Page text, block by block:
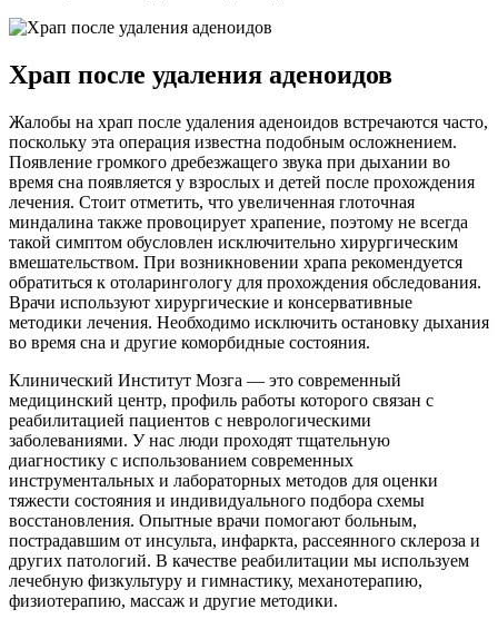
Храп после удаления аденоидов
Жалобы на храп после удаления аденоидов встречаются часто,
поскольку эта операция известна подобным осложнением.
Появление громкого дребезжащего звука при дыхании во
время сна появляется у взрослых и детей после прохождения
лечения. Стоит отметить, что увеличенная глоточная
миндалина также провоцирует храпение, поэтому не всегда
такой симптом обусловлен исключительно хирургическим
вмешательством. При возникновении храпа рекомендуется
обратиться к отоларингологу для прохождения обследования.
Врачи используют хирургические и консервативные
методики лечения. Необходимо исключить остановку дыхания
во время сна и другие коморбидные состояния.
Клинический Институт Мозга — это современный
медицинский центр, профиль работы которого связан с
реабилитацией пациентов с неврологическими
заболеваниями. У нас люди проходят тщательную
диагностику с использованием современных
инструментальных и лабораторных методов для оценки
тяжести состояния и индивидуального подбора схемы
восстановления. Опытные врачи помогают больным,
пострадавшим от инсульта, инфаркта, рассеянного склероза и
других патологий. В качестве реабилитации мы используем
лечебную физкультуру и гимнастику, механотерапию,
физиотерапию, массаж и другие методики.